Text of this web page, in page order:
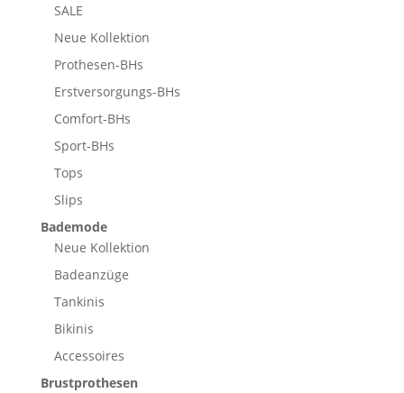
SALE
Neue Kollektion
Prothesen-BHs
Erstversorgungs-BHs
Comfort-BHs
Sport-BHs
Tops
Slips
Bademode
Neue Kollektion
Badeanzüge
Tankinis
Bikinis
Accessoires
Brustprothesen